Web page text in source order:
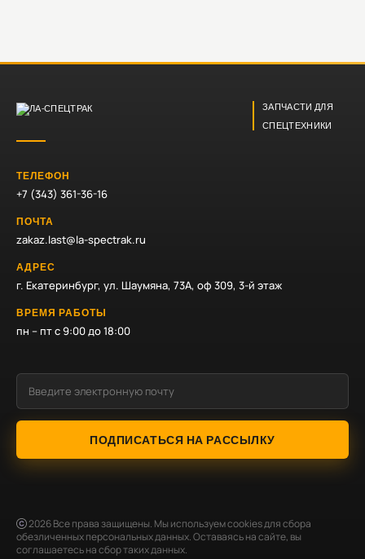
ЗАПЧАСТИ ДЛЯ
СПЕЦТЕХНИКИ
ТЕЛЕФОН
+7 (343) 361-36-16
ПОЧТА
zakaz.last@la-spectrak.ru
АДРЕС
г. Екатеринбург, ул. Шаумяна, 73А, оф 309, 3-й этаж
ВРЕМЯ РАБОТЫ
пн – пт с 9:00 до 18:00
ПОДПИСАТЬСЯ НА РАССЫЛКУ
2026Все права защищены. Мы используем cookies для сбора
обезличенных персональных данных. Оставаясь на сайте, вы
соглашаетесь на сбор таких данных.